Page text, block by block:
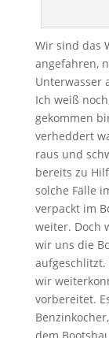
Wir sind das
angefahren,
Unterwasser
Ich weiß
gekommen
verheddert
raus und
bereits zu
solche Fälle
verpackt im
weiter. Doch
wir uns die
wir
vorbereitet.
dem